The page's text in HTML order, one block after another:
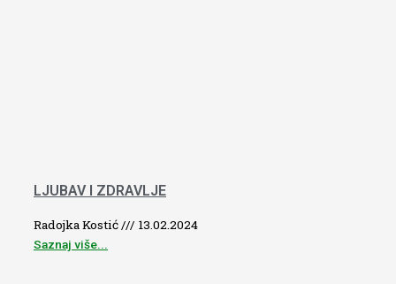
LJUBAV I ZDRAVLJE
Radojka Kostić 13.02.2024
Saznaj više...